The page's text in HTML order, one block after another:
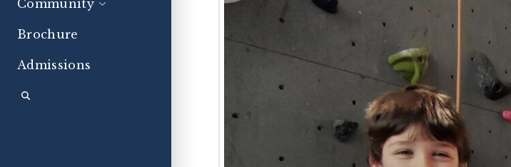
Community
Brochure
Admissions